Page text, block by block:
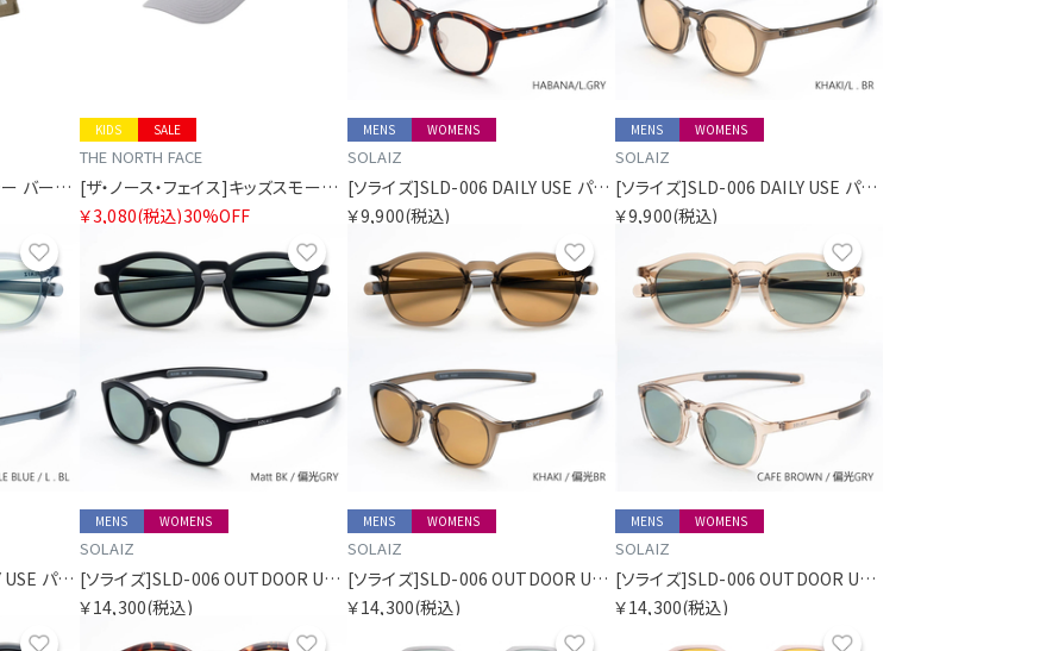
[ザ・ノース・フェイス]トドラー バーサタイルショート
SALE
KIDS
THE NORTH FACE
[ザ・ノース・フェイス]キッズスモールロゴキャップ
￥3,080(税込)30%OFF
MENS WOMENS
SOLAIZ
[ソライズ]SLD-006 DAILY USE パリジャン
￥9,900(税込)
MENS WOMENS
SOLAIZ
[ソライズ]SLD-006 DAILY USE パリジャン
￥9,900(税込)
お気に入り
[ソライズ]SLD-006 DAILY USE パリジャン
お気に入り
MENS WOMENS
SOLAIZ
[ソライズ]SLD-006 OUTDOOR USE パリジャン 偏光モデル
￥14,300(税込)
MENS WOMENS
SOLAIZ
[ソライズ]SLD-006 OUTDOOR USE パリジャン 偏光モデル
￥14,300(税込)
MENS WOMENS
SOLAIZ
[ソライズ]SLD-006 OUTDOOR USE パリジャン 偏光モデル
￥14,300(税込)
お気に入り